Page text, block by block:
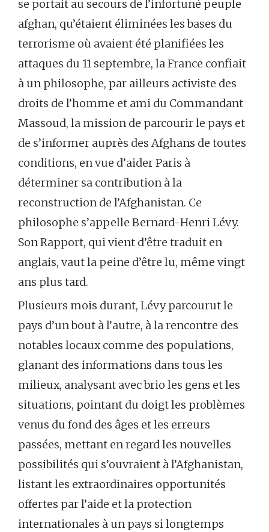
se portait au secours de l’infortuné peuple
afghan, qu’étaient éliminées les bases du
terrorisme où avaient été planifiées les
attaques du 11 septembre, la France confiait
à un philosophe, par ailleurs activiste des
droits de l’homme et ami du Commandant
Massoud, la mission de parcourir le pays et
de s’informer auprès des Afghans de toutes
conditions, en vue d’aider Paris à
déterminer sa contribution à la
reconstruction de l’Afghanistan. Ce
philosophe s’appelle Bernard-Henri Lévy.
Son Rapport, qui vient d’être traduit en
anglais, vaut la peine d’être lu, même vingt
ans plus tard.
Plusieurs mois durant, Lévy parcourut le
pays d’un bout à l’autre, à la rencontre des
notables locaux comme des populations,
glanant des informations dans tous les
milieux, analysant avec brio les gens et les
situations, pointant du doigt les problèmes
venus du fond des âges et les erreurs
passées, mettant en regard les nouvelles
possibilités qui s’ouvraient à l’Afghanistan,
listant les extraordinaires opportunités
offertes par l’aide et la protection
internationales à un pays si longtemps